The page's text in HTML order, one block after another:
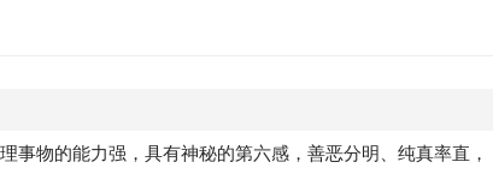
物的能力强，具有神秘的第六感，善恶分明、纯真率直，